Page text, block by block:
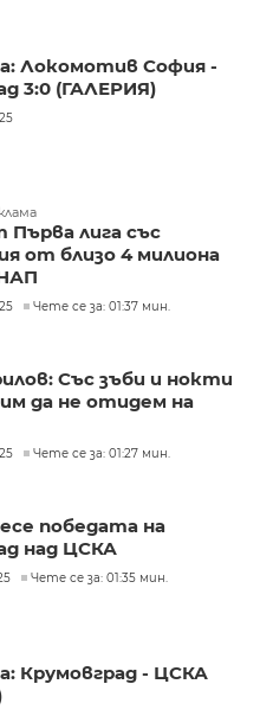
Локомотив София -
3:0 (ГАЛЕРИЯ)
Първа лига със
от близо 4 милиона
Чете се за: 01:37 мин.
Със зъби и нокти
да не отидем на
Чете се за: 01:27 мин.
победата на
над ЦСКА
Чете се за: 01:35 мин.
Крумовград - ЦСКА